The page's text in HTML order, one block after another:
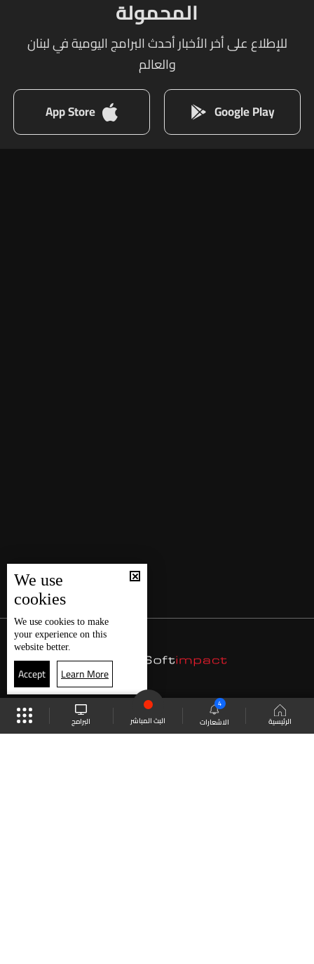
الرئيسية الاشعارات
4
البث المباشر البرامج
المحمولة
للإطلاع على أخر الأخبار أحدث البرامج اليومية في لبنان
والعالم
Google Play
App Store
We use
cookies
We use cookies to make
your experience on this
website better.
Accept Learn More
موقع البرامج الجدول البث المباشر